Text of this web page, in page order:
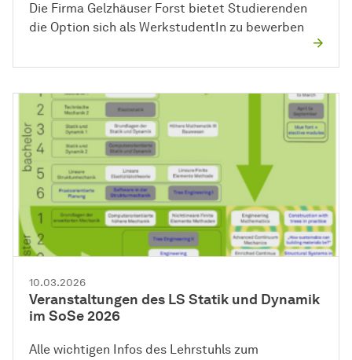
Die Firma Gelzhäuser Forst bietet Studierenden
die Option sich als WerkstudentIn zu bewerben
10.03.2026
Veranstaltungen des LS Statik und Dynamik
im SoSe 2026
Alle wichtigen Infos des Lehrstuhls zum